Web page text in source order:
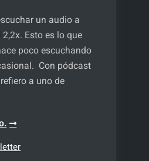
un audio a
Esto es lo que
poco escuchando
Con pódcast
a uno de
Velocidad
reproducción